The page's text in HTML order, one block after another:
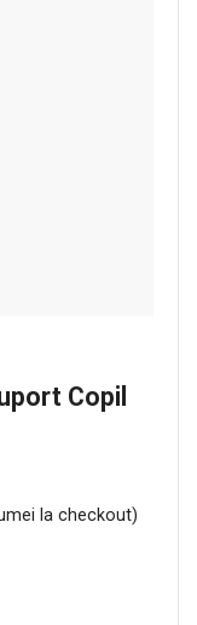
Copil
la checkout)